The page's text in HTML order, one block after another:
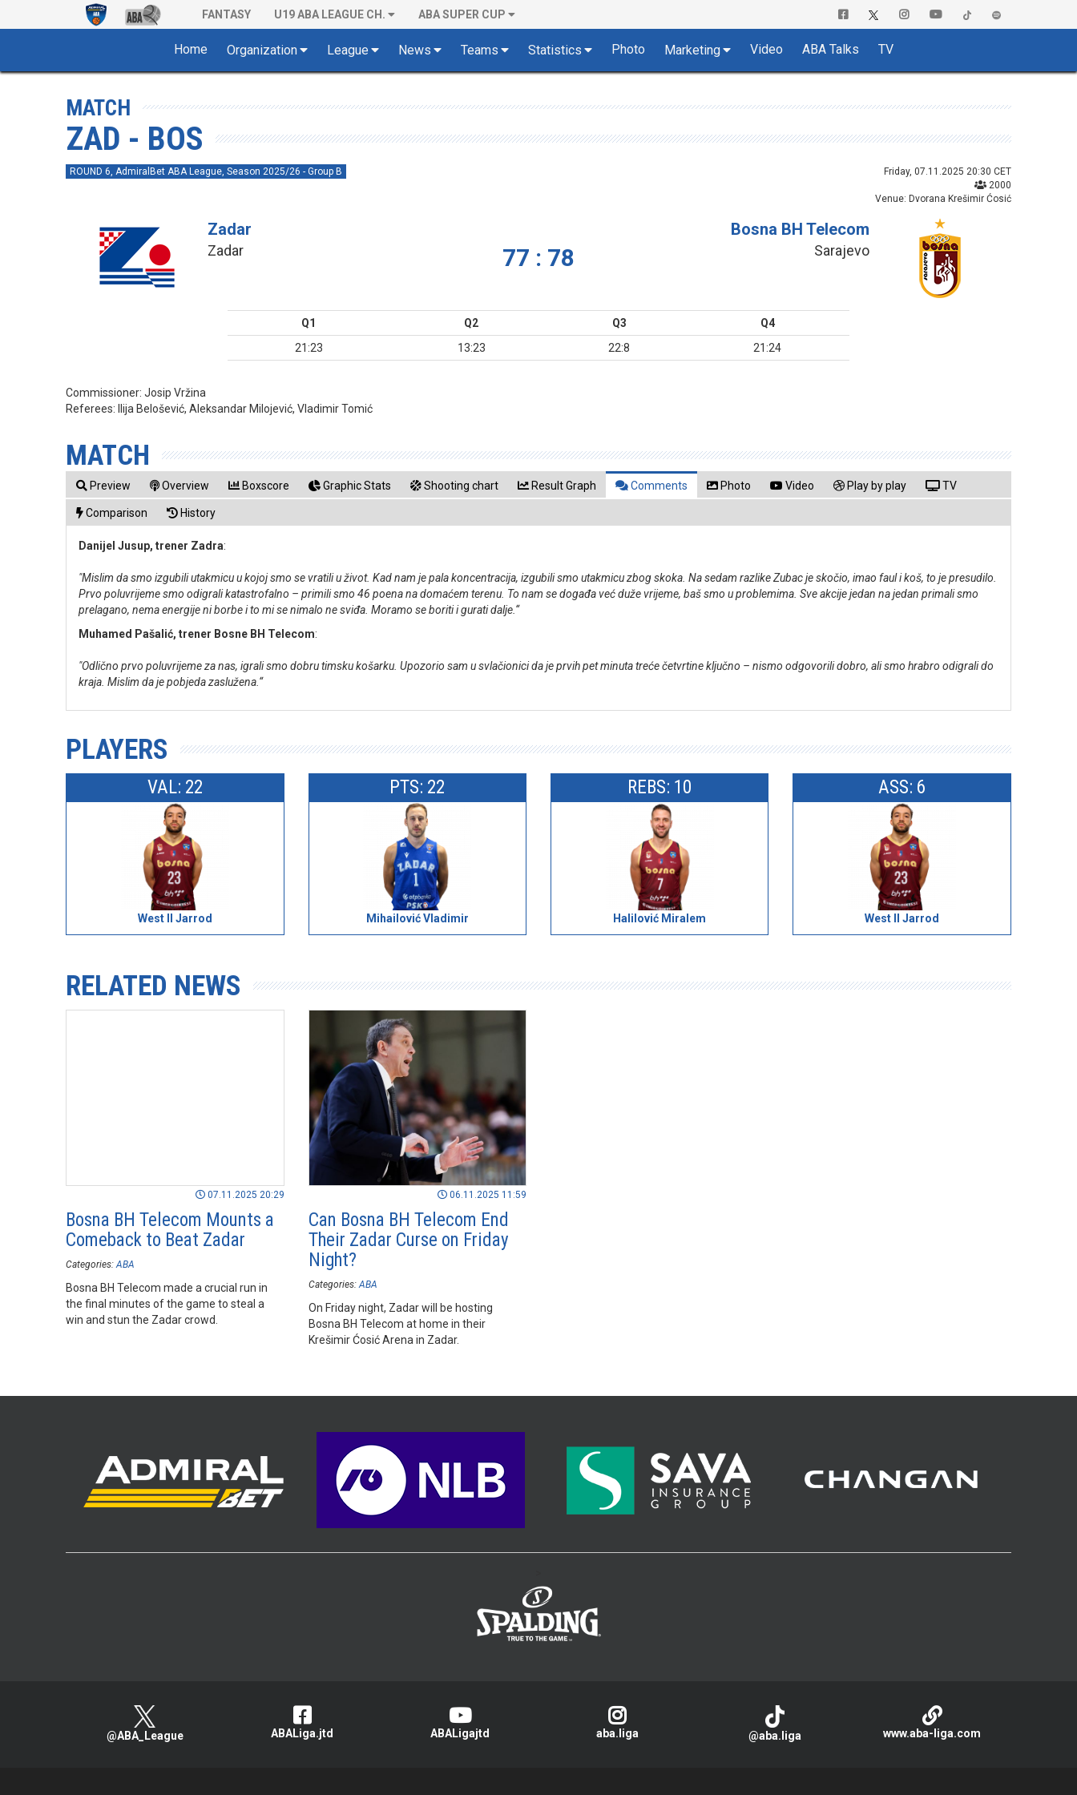
FANTASY U19 ABA LEAGUE CH. ABA SUPER CUP
Home Organization League News Teams Statistics Photo Marketing Video ABA Talks TV
MATCH
ZAD - BOS
ROUND 6, AdmiralBet ABA League, Season 2025/26 - Group B
Friday, 07.11.2025 20:30 CET
2000
Venue: Dvorana Krešimir Ćosić
Zadar
Zadar 77 : 78
Bosna BH Telecom
Sarajevo
Q1 Q2 Q3
Q4
21:23
13:23 22:8 21:24
Commissioner:Josip Vržina
Referees:
Ilija Belošević, Aleksandar Milojević, Vladimir Tomić
MATCH
Preview Overview Boxscore Graphic Stats Shooting chart Result Graph Comments Photo Video Play by play TV
Comparison History
Danijel Jusup, trener Zadra:
"Mislim da smo izgubili utakmicu u kojoj smo se vratili u život. Kad nam je pala koncentracija, izgubili smo utakmicu zbog skoka. Na sedam razlike Zubac je skočio, imao faul i koš, to je presudilo.
Prvo poluvrijeme smo odigrali katastrofalno – primili smo 46 poena na domaćem terenu. To nam se događa već duže vrijeme, baš smo u problemima. Sve akcije jedan na jedan primali smo
prelagano, nema energije ni borbe i to mi se nimalo ne sviđa. Moramo se boriti i gurati dalje.“
Muhamed Pašalić, trener Bosne BH Telecom:
"Odlično prvo poluvrijeme za nas, igrali smo dobru timsku košarku. Upozorio sam u svlačionici da je prvih pet minuta treće četvrtine ključno – nismo odgovorili dobro, ali smo hrabro odigrali do
kraja. Mislim da je pobjeda zaslužena.“
PLAYERS
VAL: 22
West II Jarrod
PTS: 22
Mihailović Vladimir
REBS: 10
Halilović Miralem
ASS: 6
West II Jarrod
RELATED NEWS
07.11.2025 20:29
Bosna BH Telecom Mounts a
Comeback to Beat Zadar
Categories: ABA
Bosna BH Telecom made a crucial run in
the final minutes of the game to steal a
win and stun the Zadar crowd.
06.11.2025 11:59
Can Bosna BH Telecom End
Their Zadar Curse on Friday
Night?
Categories: ABA
On Friday night, Zadar will be hosting
Bosna BH Telecom at home in their
Krešimir Ćosić Arena in Zadar.
@ABA_League ABALiga.jtd ABALigajtd aba.liga @aba.liga www.aba-liga.com